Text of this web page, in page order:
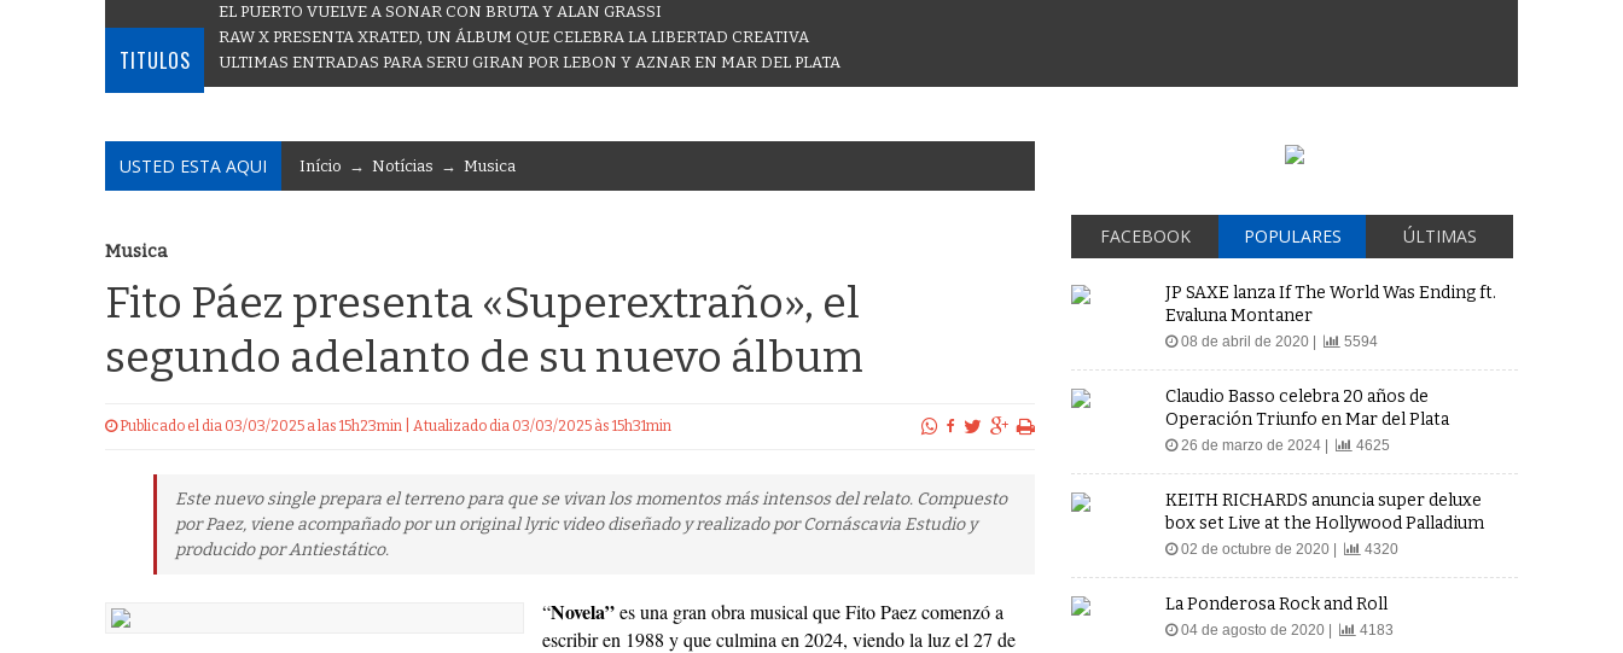
TITULOS
EL PUERTO VUELVE A SONAR CON BRUTA Y ALAN GRASSI
RAW X PRESENTA XRATED, UN ÁLBUM QUE CELEBRA LA LIBERTAD CREATIVA
ULTIMAS ENTRADAS PARA SERU GIRAN POR LEBON Y AZNAR EN MAR DEL PLATA
USTED ESTA AQUI Início → Notícias → Musica
Musica
Fito Páez presenta «Superextraño», el
segundo adelanto de su nuevo álbum
Publicado el dia 03/03/2025 a las 15h23min | Atualizado dia 03/03/2025 às 15h31min
Este nuevo single prepara el terreno para que se vivan los momentos más intensos del relato. Compuesto
por Paez, viene acompañado por un original lyric video diseñado y realizado por Cornáscavia Estudio y
producido por Antiestático.
“Novela”es una gran obra musical que Fito Paez comenzó a
escribir en 1988 y que culmina en 2024, viendo la luz el 27 de
FACEBOOK POPULARES ÚLTIMAS
JP SAXE lanza If The World Was Ending ft.
Evaluna Montaner
08 de abril de 2020 | 5594
Claudio Basso celebra 20 años de
Operación Triunfo en Mar del Plata
26 de marzo de 2024 | 4625
KEITH RICHARDS anuncia super deluxe
box set Live at the Hollywood Palladium
02 de octubre de 2020 | 4320
La Ponderosa Rock and Roll
04 de agosto de 2020 | 4183